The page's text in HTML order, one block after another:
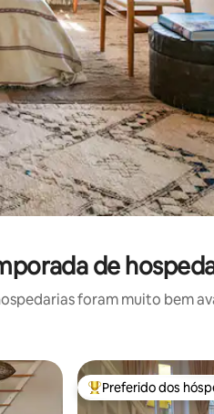
de
foram muito bem
Entre os melhores
Preferido dos